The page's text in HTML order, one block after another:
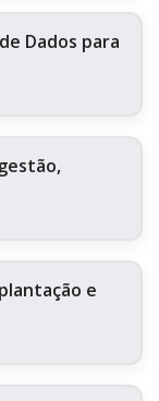
Dados para
e